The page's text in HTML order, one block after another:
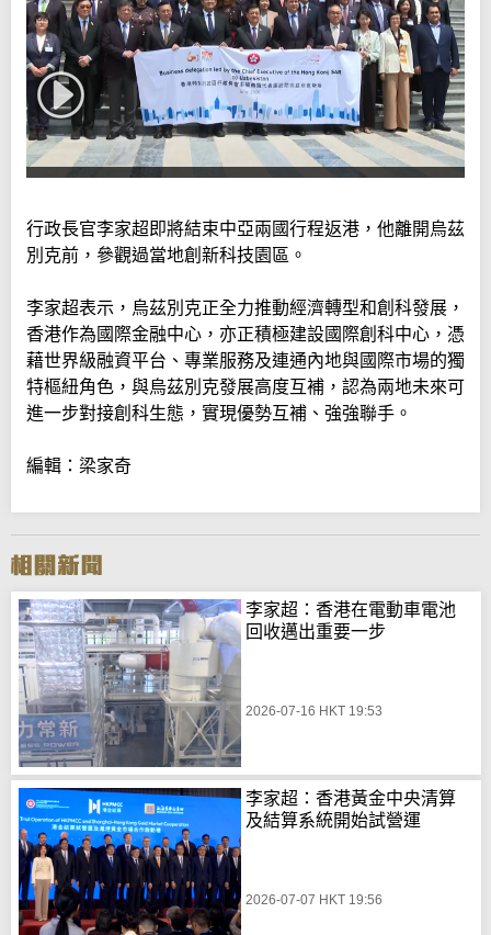
行政長官李家超即將結束中亞兩國行程返港，他離開烏茲
別克前，參觀過當地創新科技園區。
李家超表示，烏茲別克正全力推動經濟轉型和創科發展，
香港作為國際金融中心，亦正積極建設國際創科中心，憑
藉世界級融資平台、專業服務及連通內地與國際市場的獨
特樞紐角色，與烏茲別克發展高度互補，認為兩地未來可
進一步對接創科生態，實現優勢互補、強強聯手。
編輯：梁家奇
李家超：香港在電動車電池
回收邁出重要一步
2026-07-16 HKT 19:53
李家超：香港黃金中央清算
及結算系統開始試營運
2026-07-07 HKT 19:56